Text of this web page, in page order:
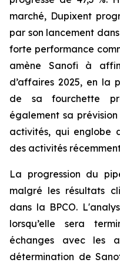
marché, Dupixent
par son lancement
forte performance
amène Sanofi à
d’affaires 2025, en la
de sa fourchette
également sa
activités, qui englobe
des activités
La progression du
malgré les résultats
dans la BPCO.
lorsqu’elle sera
échanges avec les
détermination de